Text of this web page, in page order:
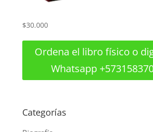
$30.000
Ordena el libro físico o
Whatsapp
Categorías